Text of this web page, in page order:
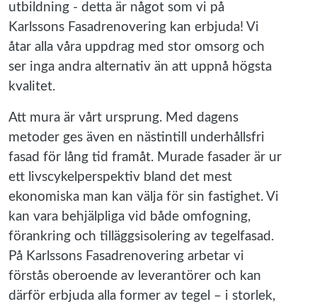
utbildning - detta är något som vi på
Karlssons Fasadrenovering kan erbjuda! Vi
åtar alla våra uppdrag med stor omsorg och
ser inga andra alternativ än att uppnå högsta
kvalitet.
Att mura är vårt ursprung. Med dagens
metoder ges även en nästintill underhållsfri
fasad för lång tid framåt. Murade fasader är ur
ett livscykelperspektiv bland det mest
ekonomiska man kan välja för sin fastighet. Vi
kan vara behjälpliga vid både omfogning,
förankring och tilläggsisolering av tegelfasad.
På Karlssons Fasadrenovering arbetar vi
förstås oberoende av leverantörer och kan
därför erbjuda alla former av tegel – i storlek,